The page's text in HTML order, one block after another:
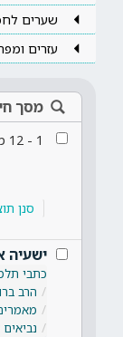
שערים
עזרים
מסך
1
-
12
סנן
ישעיה
כתבי
הרב